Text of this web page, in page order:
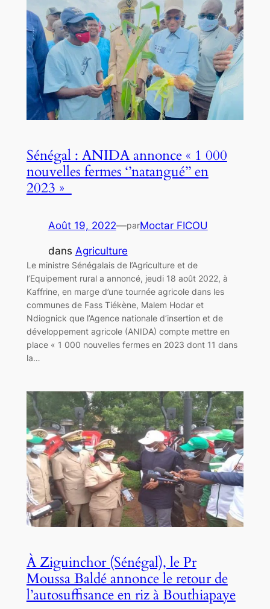
Sénégal : ANIDA annonce « 1 000
nouvelles fermes ‘’natangué’’ en
2023 »
Août 19, 2022—parMoctar FICOU
dans Agriculture
Le ministre Sénégalais de l’Agriculture et de
l’Equipement rural a annoncé, jeudi 18 août 2022, à
Kaffrine, en marge d’une tournée agricole dans les
communes de Fass Tiékène, Malem Hodar et
Ndiognick que l’Agence nationale d’insertion et de
développement agricole (ANIDA) compte mettre en
place « 1 000 nouvelles fermes en 2023 dont 11 dans
la…
À Ziguinchor (Sénégal), le Pr
Moussa Baldé annonce le retour de
l’autosuffisance en riz à Bouthiapaye